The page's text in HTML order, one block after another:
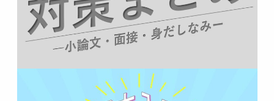
都立第四商業高校 に副副* より
2026年5月5日
制服が可愛い高校〜。 指定のブルシャツがまじ可
愛いし、指定の白のベストとか合わ…